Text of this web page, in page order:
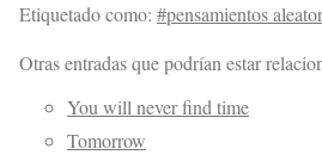
Etiquetado como: #pensamientos
Otras entradas que podrían estar
You will never find time
Tomorrow